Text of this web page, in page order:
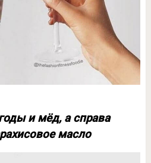
и мёд, а справа
масло